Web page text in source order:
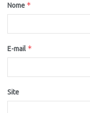
Nome *
E-mail *
Site